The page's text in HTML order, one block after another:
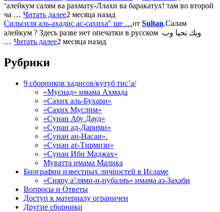
‘алейкум салям ва рахмату-Ллахи ва баракатух! там во второй
ча … Читать далее2 месяца назад
Сильсиля аль-ахадис ас-сахиха" ше …от Sultan.Салам
алейкум ? Здесь разве нет опечатки в русском وبك نحيا وب
… Читать далее2 месяца назад
Рубрики
9 сборников хадисов/кутуб тис’а/
«Муснад» имама Ахмада
«Сахих аль-Бухари»
«Сахих Муслим»
«Сунан Абу Дауд»
«Сунан ад-Дарими»
«Сунан ан-Насаи».
«Сунан ат-Тирмизи»
«Сунан Ибн Маджах»
Муватта имама Малика
Биографии известных личностей в Исламе
«Сияру а’лями-н-нубаляъ» имама аз-Захаби
Вопросы и Ответы
Доступ к материалу ограничен
Другие сборники